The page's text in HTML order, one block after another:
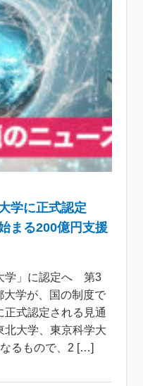
学に正式認定
まる200億円支援
学」に認定へ 第3
大学が、国の制度で
正式認定される見通
北大学、東京科学大
るもので、2 […]